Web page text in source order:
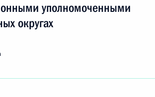
уполномоченными
округах